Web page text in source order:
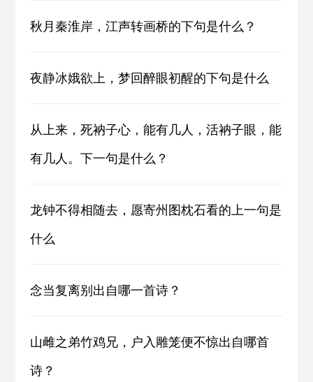
秋月秦淮岸，江声转画桥的下句是什么？
夜静冰娥欲上，梦回醉眼初醒的下句是什么
从上来，死衲子心，能有几人，活衲子眼，能
有几人。下一句是什么？
龙钟不得相随去，愿寄州图枕石看的上一句是
什么
念当复离别出自哪一首诗？
山雌之弟竹鸡兄，户入雕笼便不惊出自哪首
诗？